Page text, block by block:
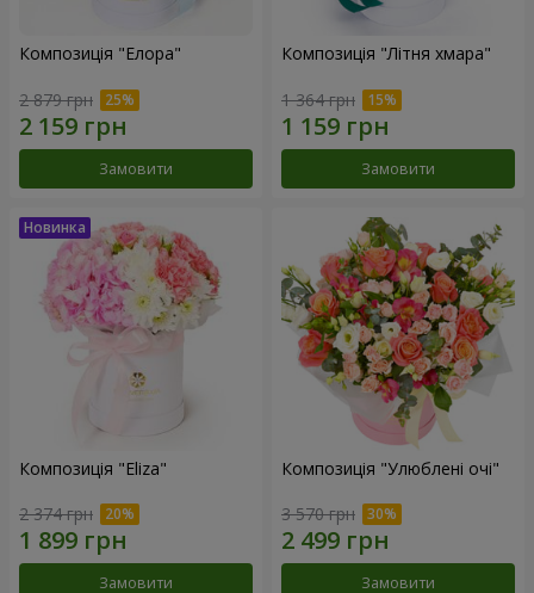
Композиція "Елора"
2 879 грн
Замовити
Композиція "Літня хмара"
1 364 грн
Замовити
Композиція "Eliza"
2 374 грн
Замовити
Композиція "Улюблені очі"
3 570 грн
Замовити